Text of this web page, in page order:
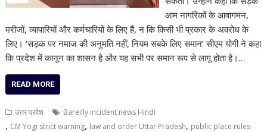
आम नागरिकों के आवागमन,
मरीजों, व्यापारियों और कर्मचारियों के लिए हैं, न कि किसी भी प्रकार के अवरोध के
लिए। ‘सड़क पर नमाज की अनुमति नहीं, नियम सबके लिए समान’ सीएम योगी ने कहा
कि प्रदेश में कानून का शासन है और यह सभी पर समान रूप से लागू होता है।…
READ MORE
उत्तर प्रदेश Bareilly incident news Hindi
, CM Yogi strict warning, law and order Uttar Pradesh, public place rules